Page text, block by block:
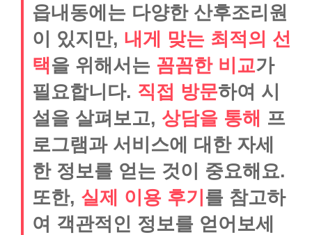
읍내동에는 다양한 산후조리원
이 있지만, 내게 맞는 최적의 선
택을 위해서는 꼼꼼한 비교가
필요합니다. 직접 방문하여 시
설을 살펴보고, 상담을 통해 프
로그램과 서비스에 대한 자세
한 정보를 얻는 것이 중요해요.
또한, 실제 이용 후기 를 참고하
여 객관적인 정보를 얻어보세